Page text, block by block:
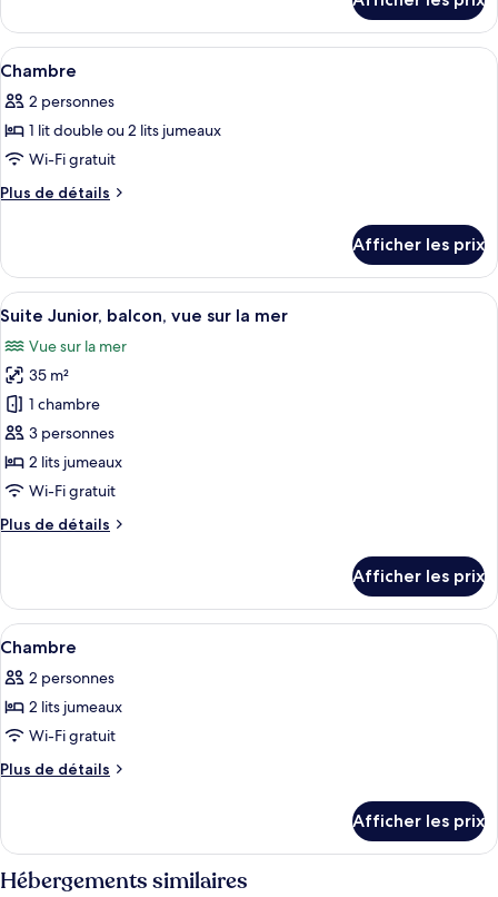
Chambre
Afficher
toutes
les
photos
pour
ce
chambre :
Chambre
Couette en duvet, minibar, coffre-
2
Chambre
2 personnes
1 lit double ou 2 lits jumeaux
Wi-Fi gratuit
Plus de détails
Plus
Chambre
Afficher les prix
Afficher
toutes
les
photos
pour
ce
type
de
chambre :
Suite
vue
sur
la
mer
Une chambre d’hôtel avec un lit, un
8
Suite Junior, balcon, vue sur la mer
Vue sur la mer
35 m²
1 chambre
3 personnes
2 lits jumeaux
Wi-Fi gratuit
Plus de détails
Plus
Suite
Junior,
balcon,
sur
la
Afficher les prix
Afficher
toutes
les
photos
pour
ce
chambre :
Chambre
Couette en duvet, minibar, coffre-
4
Chambre
2 personnes
2 lits jumeaux
Wi-Fi gratuit
Plus de détails
Plus
Chambre
Afficher les prix
Hébergements similaires